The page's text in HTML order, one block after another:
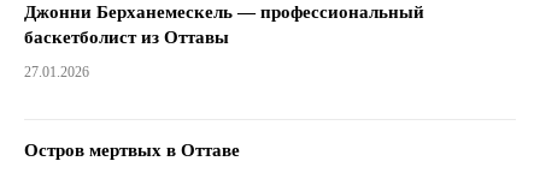
Джонни Берханемескель — профессиональный
баскетболист из Оттавы
27.01.2026
Остров мертвых в Оттаве